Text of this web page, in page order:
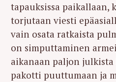
tapauksissa paikallaan,
torjutaan viesti
vain osata ratkaista
on simputtaminen
aikanaan paljon julkista
pakotti puuttumaan ja